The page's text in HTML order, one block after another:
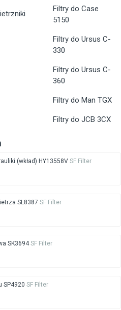
Filtry do Case
5150
Filtry do Ursus C-
330
Filtry do Ursus C-
360
Filtry do Man TGX
Filtry do JCB 3CX
(wkład) HY13558V SF Filter
SL8387 SF Filter
SK3694SF Filter
SP4920 SF Filter